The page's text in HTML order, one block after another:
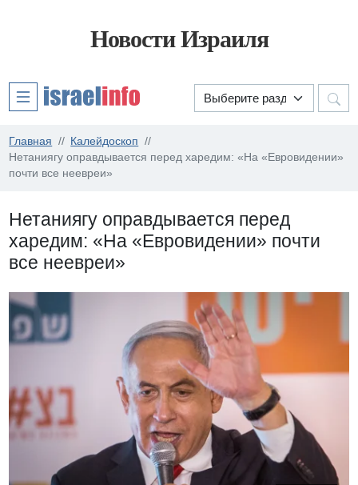
Новости Израиля
Главная
Калейдоскоп
Нетаниягу оправдывается перед харедим: «На «Евровидении»
почти все неевреи»
Нетаниягу оправдывается перед
харедим: «На «Евровидении» почти
все неевреи»